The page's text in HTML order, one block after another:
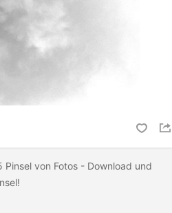
Pinsel von Fotos - Download und